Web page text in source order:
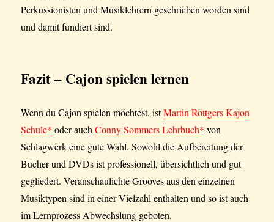
Perkussionisten und Musiklehrern geschrieben worden sind
und damit fundiert sind.
Fazit– Cajon spielen lernen
Wenn du Cajon spielen möchtest, istMartin Röttgers Kajon
Schule* oder auchConny Sommers Lehrbuch* von
Schlagwerk eine gute Wahl. Sowohl die Aufbereitung der
Bücher und DVDs ist professionell, übersichtlich und gut
gegliedert. Veranschaulichte Grooves aus den einzelnen
Musiktypen sind in einer Vielzahl enthalten und so ist auch
im Lernprozess Abwechslung geboten.